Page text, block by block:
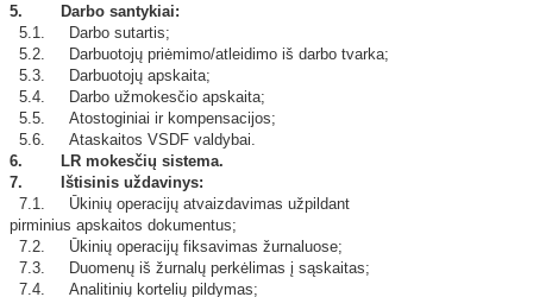
5. Darbo santykiai:
5.1. Darbo sutartis;
5.2. Darbuotojų priėmimo/atleidimo iš darbo tvarka;
5.3. Darbuotojų apskaita;
5.4. Darbo užmokesčio apskaita;
5.5. Atostoginiai ir kompensacijos;
5.6. Ataskaitos VSDF valdybai.
6. LR mokesčių sistema.
7. Ištisinis uždavinys:
7.1. Ūkinių operacijų atvaizdavimas užpildant
pirminius apskaitos dokumentus;
7.2. Ūkinių operacijų fiksavimas žurnaluose;
7.3. Duomenų iš žurnalų perkėlimas į sąskaitas;
7.4. Analitinių kortelių pildymas;